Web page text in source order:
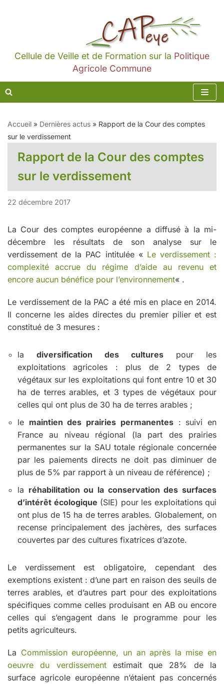
contenu
Cellule de Veille et de Formation sur la Politique
Agricole Commune
Accueil » Dernières actus » Rapport de la Cour des comptes
sur le verdissement
Rapport de la Cour des comptes
sur le verdissement
22 décembre 2017
La Cour des comptes européenne a diffusé à la mi-
décembre les résultats de son analyse sur le
verdissement de la PAC intitulée « Le verdissement :
complexité accrue du régime d’aide au revenu et
encore aucun bénéfice pour l’environnement« .
Le verdissement de la PAC a été mis en place en 2014.
Il concerne les aides directes du premier pilier et est
constitué de 3 mesures :
la diversification des cultures pour les
exploitations agricoles : plus de 2 types de
végétaux sur les exploitations qui font entre 10 et 30
ha de terres arables, et 3 types de végétaux pour
celles qui ont plus de 30 ha de terres arables ;
le maintien des prairies permanentes: suivi en
France au niveau régional (la part des prairies
permanentes sur la SAU totale régionale concernée
par les paiements directs ne doit pas diminuer de
plus de 5% par rapport à un niveau de référence) ;
la réhabilitation ou la conservation des surfaces
d’intérêt écologique (SIE) pour les exploitations qui
ont plus de 15 ha de terres arables. Globalement, on
recense principalement des jachères, des surfaces
couvertes par des cultures fixatrices d’azote.
Le verdissement est obligatoire, cependant des
exemptions existent : d’une part en raison des seuils de
terres arables, et d’autres part pour des exploitations
spécifiques comme celles produisant en AB ou encore
celles qui s’engagent dans le programme pour les
petits agriculteurs.
La Commission européenne, un an après la mise en
oeuvre du verdissementestimait que 28% de la
surface agricole européenne n’étaient pas concernés